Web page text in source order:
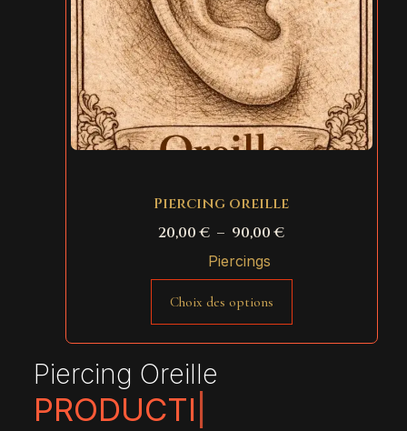
Piercing oreille
20,00€ – 90,00€
Piercings
Choix des options
Piercing Oreille
PRODUCTI